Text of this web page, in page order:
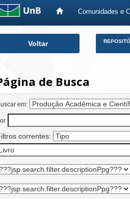
Comunidades e
Voltar
de Busca
em:
correntes: